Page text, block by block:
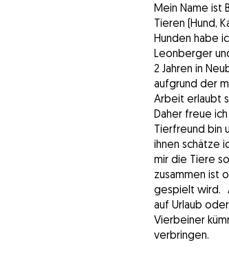
Mein Name ist
Tieren (Hund,
Hunden habe
Leonberger
2 Jahren in
aufgrund der
Arbeit erlaubt
Daher freue
Tierfreund bin
ihnen schätze
mir die Tiere
zusammen ist
gespielt wird.
auf Urlaub
Vierbeiner
verbringen.